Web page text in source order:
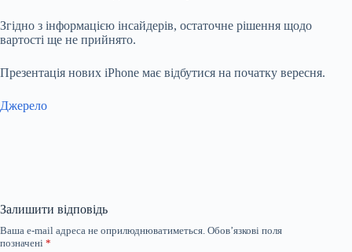
Згідно з інформацією інсайдерів, остаточне рішення щодо
вартості ще не прийнято.
Презентація нових iPhone має відбутися на початку вересня.
Джерело
Залишити відповідь
Ваша e-mail адреса не оприлюднюватиметься. Обов’язкові поля
позначені *